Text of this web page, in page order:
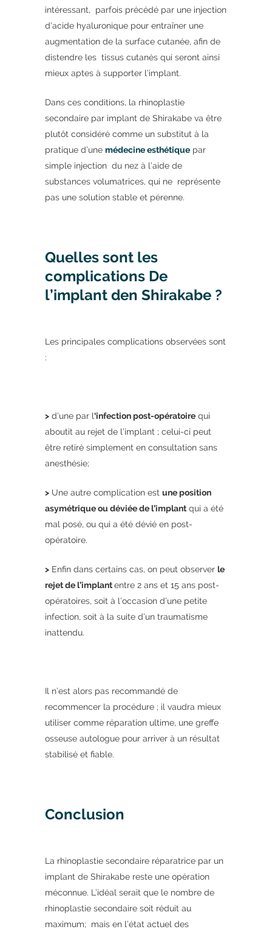
intéressant, parfois précédé par une injection
d’acide hyaluronique pour entraîner une
augmentation de la surface cutanée, afin de
distendre les tissus cutanés qui seront ainsi
mieux aptes à supporter l’implant.
Dans ces conditions, la rhinoplastie
secondaire par implant de Shirakabe va être
plutôt considéré comme un substitut à la
pratique d’une médecine esthétique par
simple injection du nez à l’aide de
substances volumatrices, qui ne représente
pas une solution stable et pérenne.
Quelles sont les
complications De
l’implant den Shirakabe ?
Les principales complications observées sont
:
> d’une par l‘infection post-opératoire qui
aboutit au rejet de l’implant ; celui-ci peut
être retiré simplement en consultation sans
anesthésie;
> Une autre complication est une position
asymétrique ou déviée de l’implant qui a été
mal posé, ou qui a été dévié en post-
opératoire.
> Enfin dans certains cas, on peut observer le
rejet de l’implantentre 2 ans et 15 ans post-
opératoires, soit à l’occasion d’une petite
infection, soit à la suite d’un traumatisme
inattendu.
Il n’est alors pas recommandé de
recommencer la procédure ; il vaudra mieux
utiliser comme réparation ultime, une greffe
osseuse autologue pour arriver à un résultat
stabilisé et fiable.
Conclusion
La rhinoplastie secondaire réparatrice par un
implant de Shirakabe reste une opération
méconnue. L’idéal serait que le nombre de
rhinoplastie secondaire soit réduit au
maximum; mais en l’état actuel des